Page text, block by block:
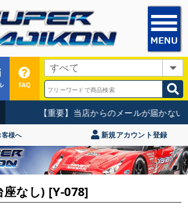
FAQ
【重要】当店からのメールが届かない
様へ 新規アカウント登録
なし) [Y-078]